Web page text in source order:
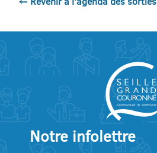
Notre infolettre